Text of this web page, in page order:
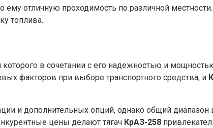
отличную проходимость по различной
топлива.
которого в сочетании с его надежностью и
факторов при выборе транспортного средства, и
и дополнительных опций, однако общий
цены делают тягач КрАЗ-258